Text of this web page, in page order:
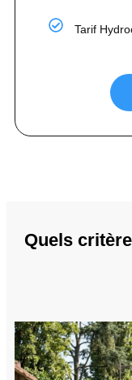
Tarif
Quels